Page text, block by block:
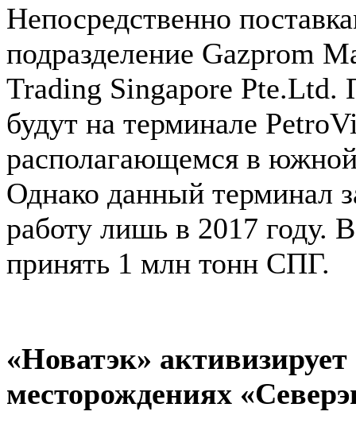
Непосредственно
подразделение Gazprom
Trading Singapore Pte.Ltd.
будут на терминале
располагающемся в
Однако данный терминал
работу лишь в 2017 году.
принять 1 млн тонн СПГ.
«Новатэк»
месторождениях